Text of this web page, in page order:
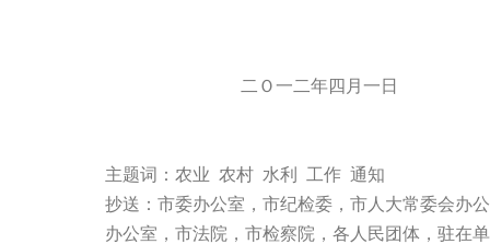
二Ｏ一二年四月一日
主题词：农业 农村 水利 工作 通知
抄送：市委办公室，市纪检委，市人大常委会办
办公室，市法院，市检察院，各人民团体，驻在